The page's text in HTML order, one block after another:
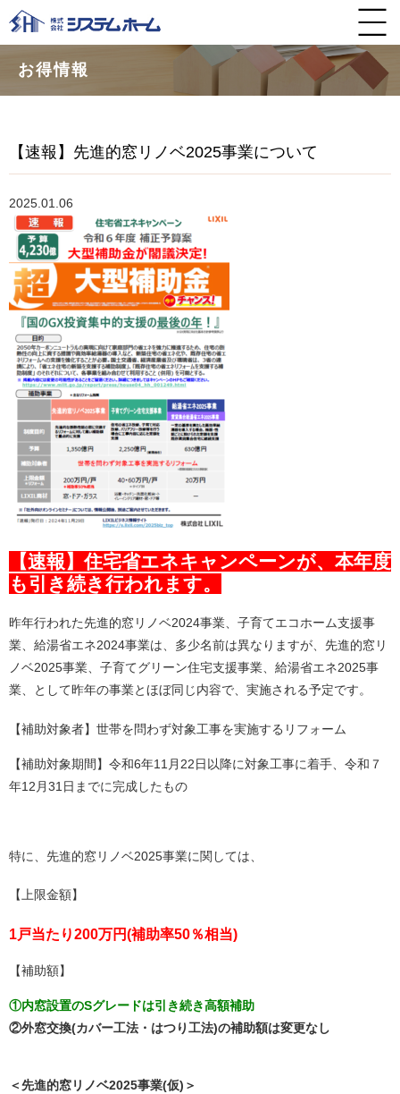
お得情報
【速報】先進的窓リノベ2025事業について
2025.01.06
【速報】住宅省エネキャンペーンが、本年度
も引き続き行われます。
昨年行われた先進的窓リノベ2024事業、子育てエコホーム支援事
業、給湯省エネ2024事業は、多少名前は異なりますが、先進的窓リ
ノベ2025事業、子育てグリーン住宅支援事業、給湯省エネ2025事
業、として昨年の事業とほぼ同じ内容で、実施される予定です。
【補助対象者】世帯を問わず対象工事を実施するリフォーム
【補助対象期間】令和6年11月22日以降に対象工事に着手、令和７
年12月31日までに完成したもの
特に、先進的窓リノベ2025事業に関しては、
【上限金額】
1戸当たり200万円(補助率50％相当)
【補助額】
①内窓設置のSグレードは引き続き高額補助
②外窓交換(カバー工法・はつり工法)の補助額は変更なし
＜先進的窓リノベ2025事業(仮)＞